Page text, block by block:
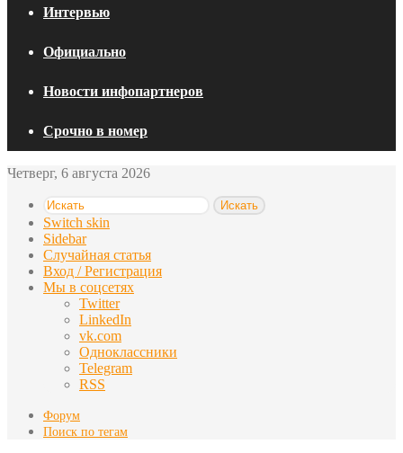
Интервью
Официально
Новости инфопартнеров
Срочно в номер
Четверг, 6 августа 2026
Искать
Switch skin
Sidebar
Случайная статья
Вход / Регистрация
Мы в соцсетях
Twitter
LinkedIn
vk.com
Одноклассники
Telegram
RSS
Форум
Поиск по тегам